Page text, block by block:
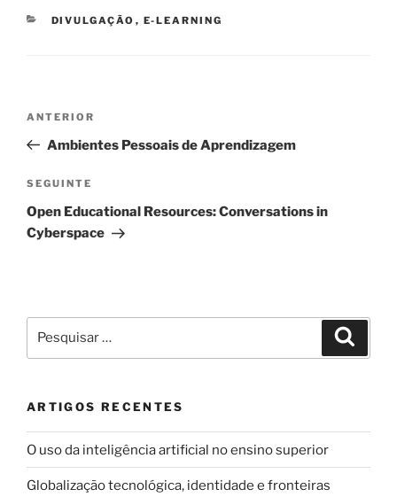
CATEGORIAS
DIVULGAÇÃO , E-LEARNING
artigos
Conteúdo
anterior
ANTERIOR
Ambientes Pessoais de Aprendizagem
Conteúdo
seguinte
SEGUINTE
Open Educational Resources: Conversations in
Cyberspace
por:
ARTIGOS RECENTES
O uso da inteligência artificial no ensino superior
Globalização tecnológica, identidade e fronteiras